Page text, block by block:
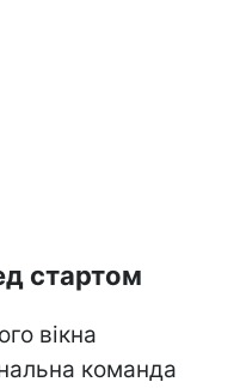
стартом
вікна
команда